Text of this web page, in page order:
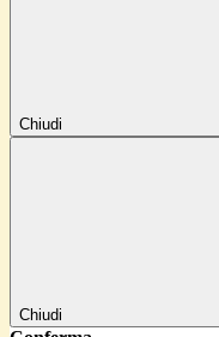
Chiudi
Chiudi